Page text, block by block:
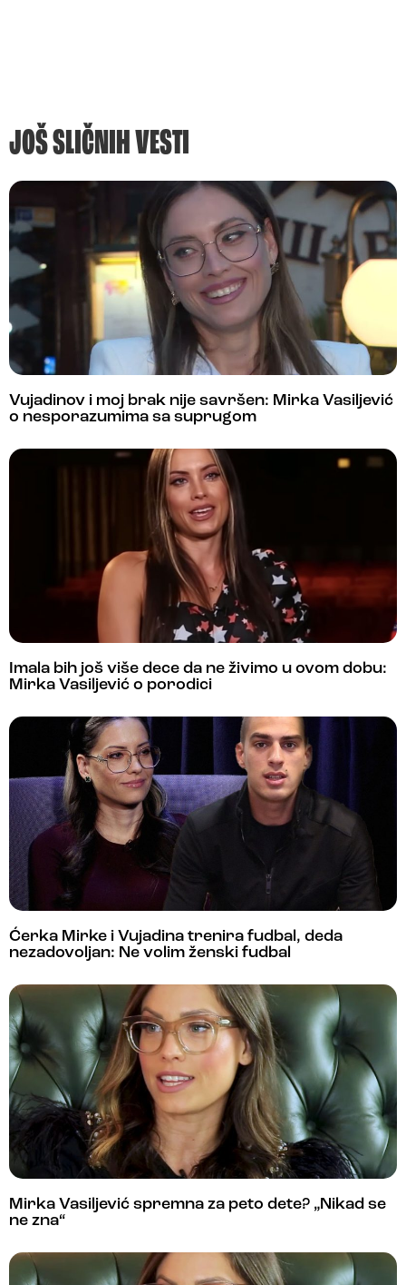
JOŠ SLIČNIH VESTI
Vujadinov i moj brak nije savršen: Mirka Vasiljević
o nesporazumima sa suprugom
Imala bih još više dece da ne živimo u ovom dobu:
Mirka Vasiljević o porodici
Ćerka Mirke i Vujadina trenira fudbal, deda
nezadovoljan: Ne volim ženski fudbal
Mirka Vasiljević spremna za peto dete? „Nikad se
ne zna“